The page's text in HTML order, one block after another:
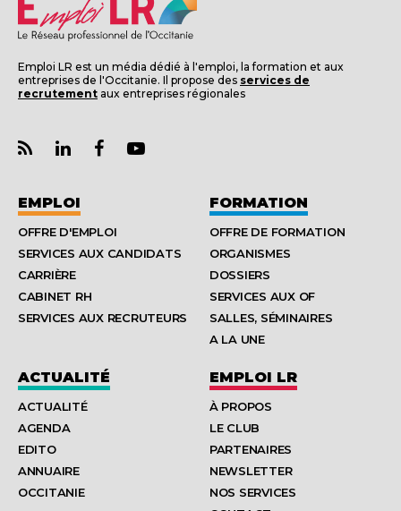
Emploi LR est un média dédié à l'emploi, la formation et aux
entreprises de l'Occitanie. Il propose des services de
recrutement aux entreprises régionales
EMPLOI
OFFRE D'EMPLOI
SERVICES AUX CANDIDATS
CARRIÈRE
CABINET RH
SERVICES AUX RECRUTEURS
FORMATION
OFFRE DE FORMATION
ORGANISMES
DOSSIERS
SERVICES AUX OF
SALLES, SÉMINAIRES
A LA UNE
ACTUALITÉ
ACTUALITÉ
AGENDA
EDITO
ANNUAIRE
OCCITANIE
EMPLOI LR
À PROPOS
LE CLUB
PARTENAIRES
NEWSLETTER
NOS SERVICES